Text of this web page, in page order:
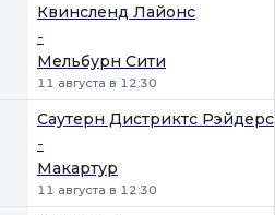
Квинсленд Лайонc
-
Мельбурн Сити
11 августа в 12:30
Саутерн Дистриктс Рэйдерс
-
Макартур
11 августа в 12:30